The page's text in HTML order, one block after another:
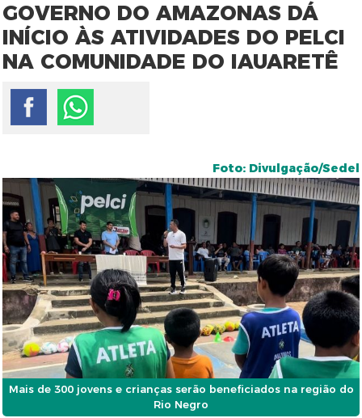
GOVERNO DO AMAZONAS DÁ
INÍCIO ÀS ATIVIDADES DO PELCI
NA COMUNIDADE DO IAUARETÊ
Foto: Divulgação/Sedel
Mais de 300 jovens e crianças serão beneficiados na região do
Rio Negro